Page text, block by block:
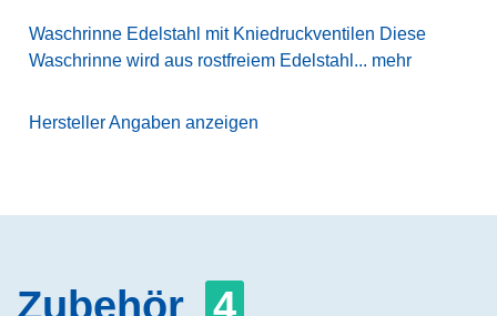
Waschrinne Edelstahl mit Kniedruckventilen Diese
Waschrinne wird aus rostfreiem Edelstahl... mehr
Hersteller Angaben anzeigen
Zubehör 4